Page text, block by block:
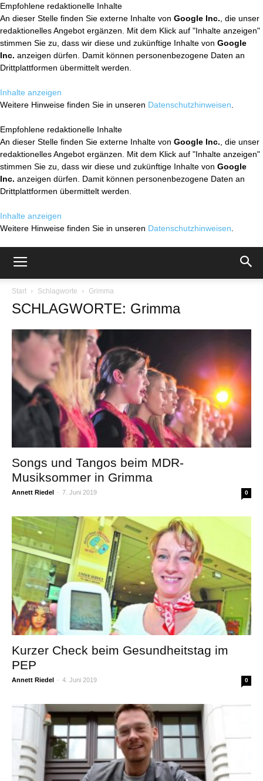
Empfohlene redaktionelle Inhalte
An dieser Stelle finden Sie externe Inhalte von Google Inc. , die unser
redaktionelles Angebot ergänzen. Mit dem Klick auf "Inhalte anzeigen"
stimmen Sie zu, dass wir diese und zukünftige Inhalte von Google
Inc. anzeigen dürfen. Damit können personenbezogene Daten an
Drittplattformen übermittelt werden.
Inhalte anzeigen
Weitere Hinweise finden Sie in unseren Datenschutzhinweisen
Empfohlene redaktionelle Inhalte
An dieser Stelle finden Sie externe Inhalte von Google Inc. , die unser
redaktionelles Angebot ergänzen. Mit dem Klick auf "Inhalte anzeigen"
stimmen Sie zu, dass wir diese und zukünftige Inhalte von Google
Inc. anzeigen dürfen. Damit können personenbezogene Daten an
Drittplattformen übermittelt werden.
Inhalte anzeigen
Weitere Hinweise finden Sie in unseren Datenschutzhinweisen
Start Schlagworte Grimma
SCHLAGWORTE: Grimma
Songs und Tangos beim MDR-
Musiksommer in Grimma
Annett Riedel - 7. Juni 2019 0
Kurzer Check beim Gesundheitstag im
PEP
Annett Riedel - 4. Juni 2019 0